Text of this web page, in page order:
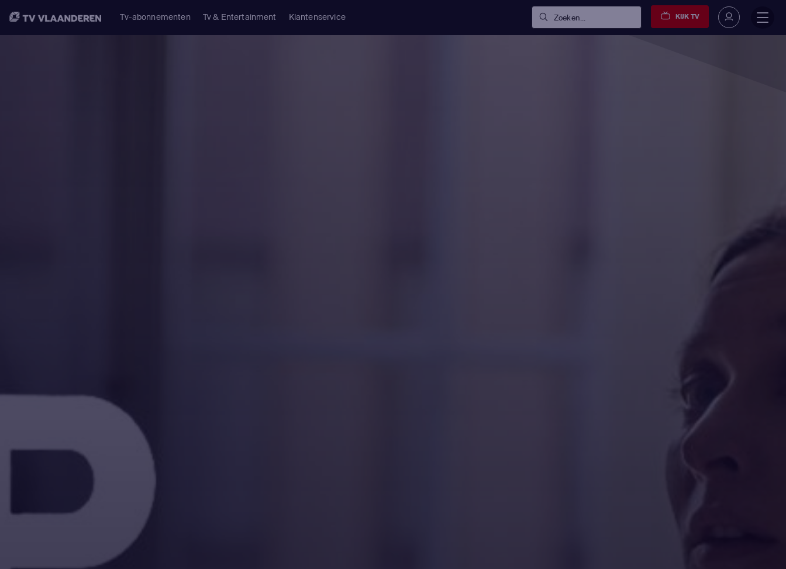
Tv-abonnementen Tv & Entertainment Klantenservice Zoeken... KIJK TV